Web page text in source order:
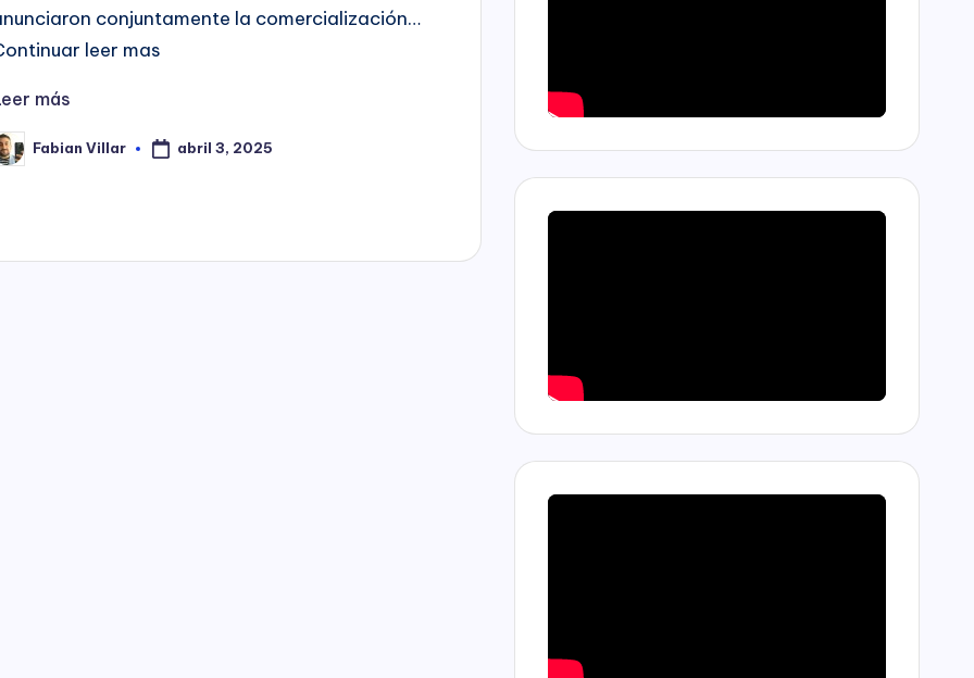
conjuntamente la comercialización…
leer mas
más
Fabian Villar abril 3, 2025